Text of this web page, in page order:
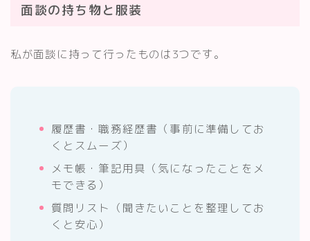
面談の持ち物と服装
私が面談に持って行ったものは3つです。
履歴書・職務経歴書（事前に準備してお
くとスムーズ）
メモ帳・筆記用具（気になったことをメ
モできる）
質問リスト（聞きたいことを整理してお
くと安心）